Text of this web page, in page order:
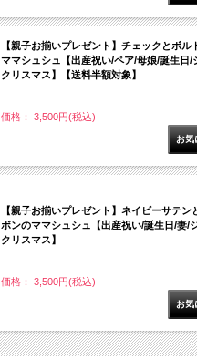
【親子お揃いプレゼント】チェックとボル
ママシュシュ【出産祝い/ペア/母娘/誕生日/
クリスマス】【送料半額対象】
価格： 3,500円(税込)
【親子お揃いプレゼント】ネイビーサテン
ボンのママシュシュ【出産祝い/誕生日/妻/
クリスマス】
価格： 3,500円(税込)